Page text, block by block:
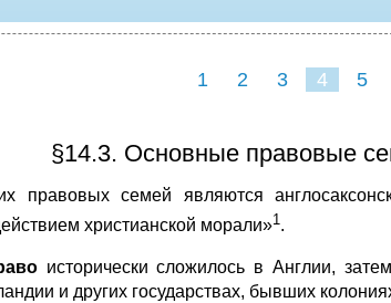
1 2 3 4 5
§14.3. Основные правовые
правовых семей являются
христианской морали»1 .
исторически сложилось в Англии,
и других государствах, бывших